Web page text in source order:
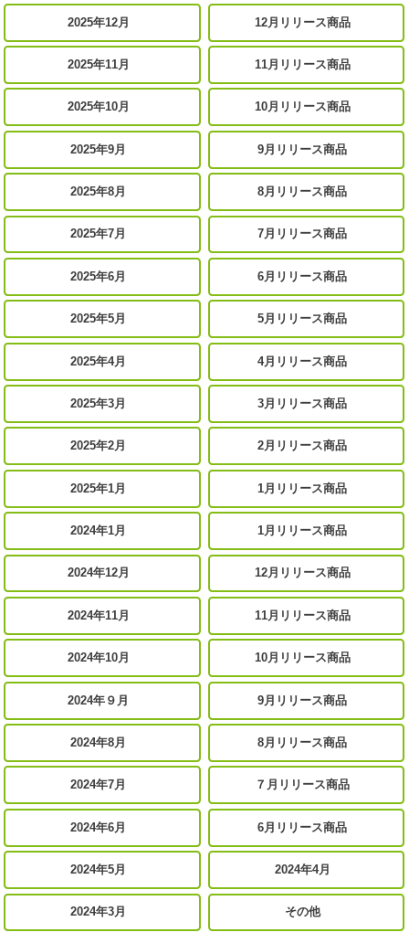
2025年12月 12月リリース商品
2025年11月 11月リリース商品
2025年10月 10月リリース商品
2025年9月 9月リリース商品
2025年8月 8月リリース商品
2025年7月 7月リリース商品
2025年6月 6月リリース商品
2025年5月 5月リリース商品
2025年4月 4月リリース商品
2025年3月 3月リリース商品
2025年2月 2月リリース商品
2025年1月 1月リリース商品
2024年1月 1月リリース商品
2024年12月 12月リリース商品
2024年11月 11月リリース商品
2024年10月 10月リリース商品
2024年９月 9月リリース商品
2024年8月 8月リリース商品
2024年7月 ７月リリース商品
2024年6月 6月リリース商品
2024年5月 2024年4月
2024年3月 その他